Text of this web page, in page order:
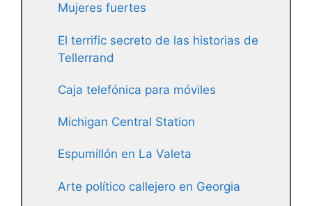
Mujeres fuertes
El terrific secreto de las historias de
Tellerrand
Caja telefónica para móviles
Michigan Central Station
Espumillón en La Valeta
Arte político callejero en Georgia